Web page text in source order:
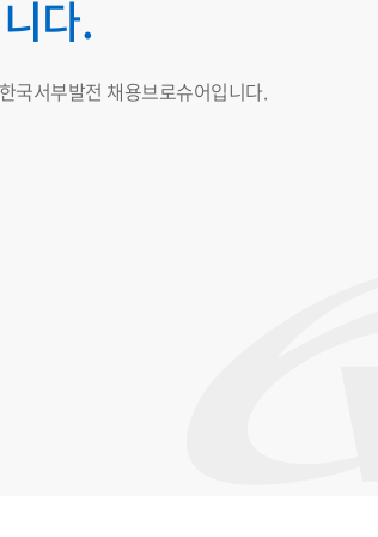
다.
국서부발전 채용브로슈어입니다.